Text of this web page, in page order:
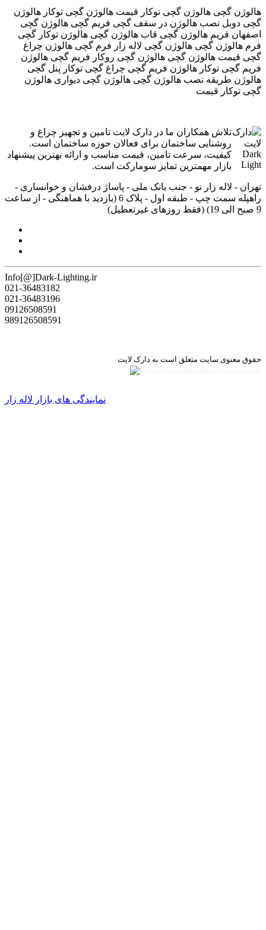
هالوژن گچی هالوژن گچی توکار قیمت هالوژن گچی توکار هالوژن
گچی دوبل نصب هالوژن در سقف گچی فریم گچی هالوژن گچی
اصفهان فریم هالوژن گچی قاب هالوژن گچی هالوژن توکار گچی
فرم هالوژن گچی هالوژن گچی لاله زار فرم گچی هالوژن چراغ
گچی قیمت هالوژن گچی هالوژن گچی روکار فریم گچی هالوژن
فریم گچی توکار هالوژن فریم گچی چراغ گچی توکار پنل گچی
هالوژن طریقه نصب هالوژن گچی هالوژن گچی دیواری هالوژن
گچی توکار قیمت
تلاش همکاران ما در دارک لایت تامین و تجهیز چراغ و
روشنایی ساختمان برای فعالان حوزه ساختمان است.
کیفیت، سرعت تامین، قیمت مناسب و ارائه بهترین پیشنهاد
بازار مهمترین تمایز سومارکت است.
تهران - لاله زار نو - جنب بانک ملی - پاساژ درفشان و خوانساری -
راه‎پله سمت چپ - طبقه اول - پلاک 6 (بازدید با هماهنگی - از ساعت
9 صبح الی 19) (فقط روزهای غیرتعطیل)
Info[@]Dark-Lighting.ir
021-36483182
021-36483196
09126508591
989126508591
حقوق معنوی سایت متعلق است به دارک لایت
نمایندگی های بازار لاله زار